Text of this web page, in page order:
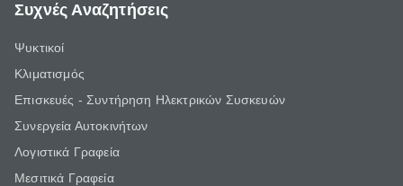
Συχνές Αναζητήσεις
Ψυκτικοί
Κλιματισμός
Επισκευές - Συντήρηση Ηλεκτρικών Συσκευών
Συνεργεία Αυτοκινήτων
Λογιστικά Γραφεία
Μεσιτικά Γραφεία